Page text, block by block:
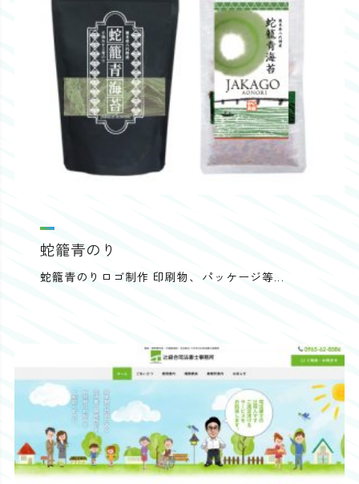
蛇籠青のり
蛇籠青のりロゴ制作 印刷物、パッケージ等...